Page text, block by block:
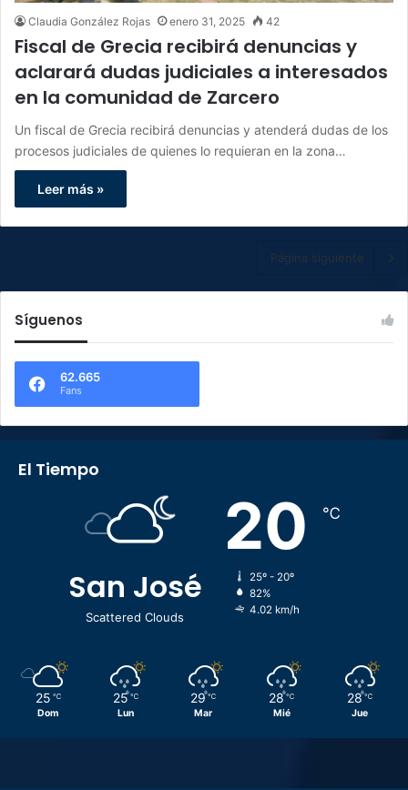
Claudia González Rojas enero 31, 2025 42
Fiscal de Grecia recibirá denuncias y
aclarará dudas judiciales a interesados
en la comunidad de Zarcero
Un fiscal de Grecia recibirá denuncias y atenderá dudas de los
procesos judiciales de quienes lo requieran en la zona…
Leer más »
Página siguiente
Síguenos
62.665
Fans
El Tiempo
San José
Scattered Clouds
20 ℃
25º - 20º
82%
4.02 km/h
25 ℃
Dom
25 ℃
Lun
29 ℃
Mar
28 ℃
Mié
28 ℃
Jue